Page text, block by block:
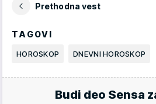
Prethodna vest
TAGOVI
HOROSKOP DNEVNI HOROSKOP
Budi deo Sensa